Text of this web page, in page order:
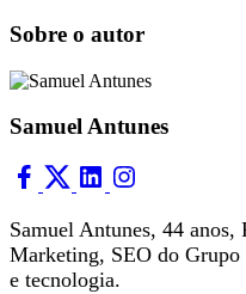
Sobre o autor
Samuel Antunes
Samuel Antunes, 44 anos,
Marketing, SEO do
e tecnologia.